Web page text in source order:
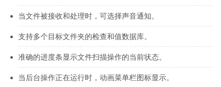
当文件被接收和处理时，可选择声音通知。
支持多个目标文件夹的检查和值数据库。
准确的进度条显示文件扫描操作的当前状态。
当后台操作正在运行时，动画菜单栏图标显示。